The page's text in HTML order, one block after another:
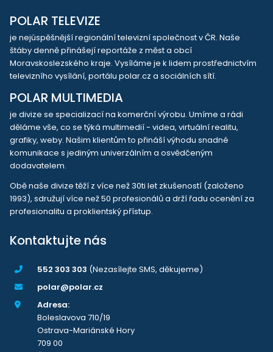
POLAR TELEVIZE
je nejúspěšnější regionální televizní společnost v ČR. Naše
štáby denně přinášejí reportáže z měst a obcí
Moravskoslezského kraje. Vysíláme je k lidem prostřednictvím
televizního vysílání, portálu polar.cz a sociálních sítí.
POLAR MULTIMEDIA
je divize se specializací na komerční výrobu. Umíme a rádi
děláme vše, co se týká multimedií - videa, virtuální realitu,
grafiky, weby. Našim klientům to přináší výhodu snadné
komunikace s jediným univerzálním a osvědčeným
dodavatelem.
Obě naše divize těží z více než 30ti let zkušeností (založeno
1993), sdružují více než 50 profesionálů a drží řadu ocenění za
profesionalitu a proklientský přístup.
Kontaktujte nás
552 303 303 (Nezasílejte SMS, děkujeme)
polar@polar.cz
Adresa:
Boleslavova 710/19
Ostrava-Mariánské Hory
709 00